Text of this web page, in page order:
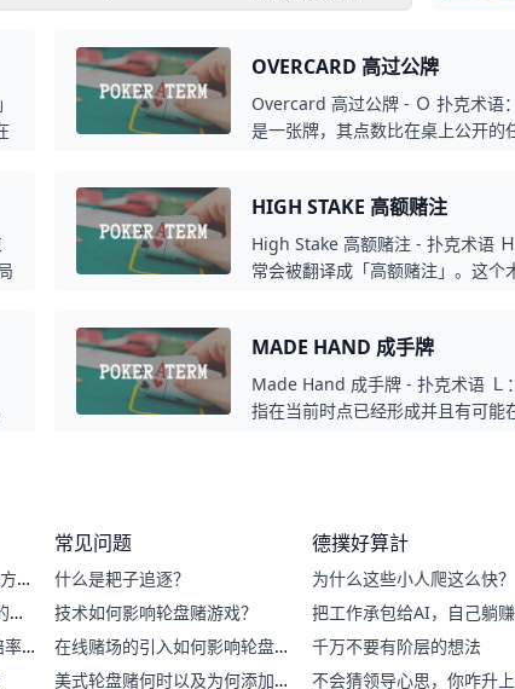
OVERCARD 高过公牌
Overcard 高过公牌 - Ｏ 扑克术语
是一张牌，其点数比在桌上公开
局中改善并赢得比赛。在中文中，
或「高过公牌」。
HIGH STAKE 高额赌注
High Stake 高额赌注 - 扑克术语
常会被翻译成「高额赌注」。这
意味着赌注金额较大，游戏的奖金
和赌博场所中很常见。
MADE HAND 成手牌
Made Hand 成手牌 - 扑克术语
指在当前时点已经形成并且有可
在
率
常见问题
什么是耙子追逐？
技术如何影响轮盘赌游戏？
在线赌场的引入如何影响轮盘赌
游戏？
美式轮盘赌何时以及为何添加双
德撲好算計
为什么这些小人爬这么快？
把工作承包给AI，自己躺
价？
千万不要有阶层的想法
不会猜领导心思，你咋升